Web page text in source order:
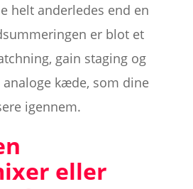
helt anderledes end en
er blot et
gain staging og
kæde, som dine
igennem.
eller